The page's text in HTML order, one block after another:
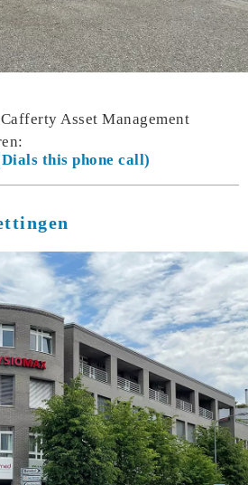
Asset Management